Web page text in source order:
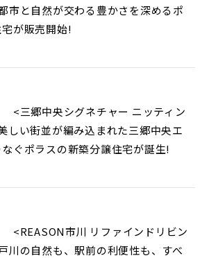
市と自然が交わる豊かさを深めるポ
が販売開始!
<三郷中央シグネチャー ニッティン
しい街並が編み込まれた三郷中央エ
ぐポラスの新築分譲住宅が誕生!
<REASON市川 リファインドリビン
川の自然も、駅前の利便性も、すべ